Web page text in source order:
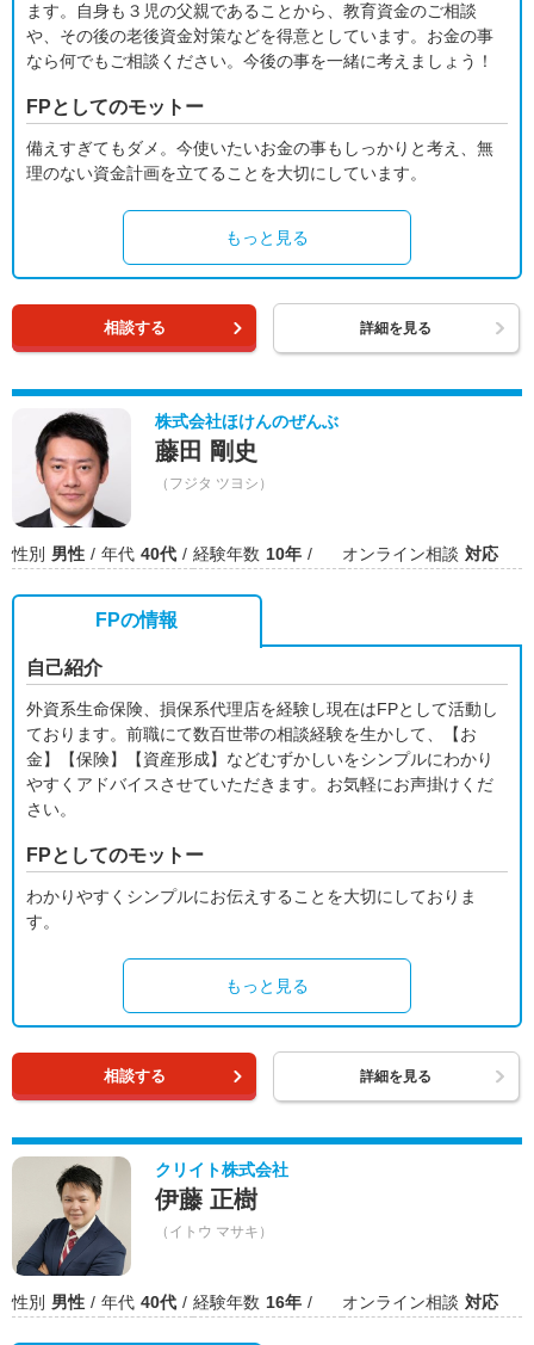
ます。自身も３児の父親であることから、教育資金のご相談
や、その後の老後資金対策などを得意としています。お金の事
なら何でもご相談ください。今後の事を一緒に考えましょう！
FPとしてのモットー
備えすぎてもダメ。今使いたいお金の事もしっかりと考え、無
理のない資金計画を立てることを大切にしています。
もっと見る
相談する 詳細を見る
株式会社ほけんのぜんぶ
藤田 剛史
（フジタ ツヨシ）
性別 男性 年代 40代 経験年数 10年 オンライン相談 対応
FPの情報
自己紹介
外資系生命保険、損保系代理店を経験し現在はFPとして活動し
ております。前職にて数百世帯の相談経験を生かして、【お
金】【保険】【資産形成】などむずかしいをシンプルにわかり
やすくアドバイスさせていただきます。お気軽にお声掛けくだ
さい。
FPとしてのモットー
わかりやすくシンプルにお伝えすることを大切にしておりま
す。
もっと見る
相談する 詳細を見る
クリイト株式会社
伊藤 正樹
（イトウ マサキ）
性別 男性 年代 40代 経験年数 16年 オンライン相談 対応